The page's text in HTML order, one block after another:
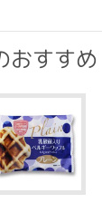
おすすめ